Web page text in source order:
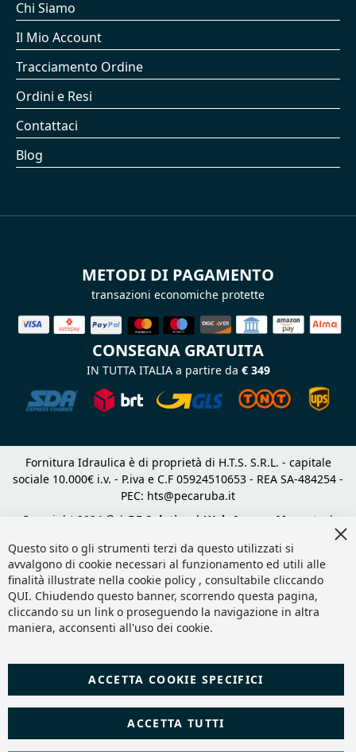
Chi Siamo
Il Mio Account
Tracciamento Ordine
Ordini e Resi
Contattaci
Blog
METODI DI PAGAMENTO
transazioni economiche protette
CONSEGNA GRATUITA
IN TUTTA ITALIA a partire da € 349
Fornitura Idraulica è di proprietà di H.T.S. S.R.L. - capitale
sociale 10.000€ i.v. - P.iva e C.F 05924510653 - REA SA-484254 -
PEC: hts@pecaruba.it
Copyright 2024 © | DF Solution | Web Agency Magento
|
Questo sito o gli strumenti terzi da questo utilizzati si
avvalgono di cookie necessari al funzionamento ed utili alle
finalità illustrate nella cookie policy , consultabile cliccando
QUI. Chiudendo questo banner, scorrendo questa pagina,
cliccando su un link o proseguendo la navigazione in altra
maniera, acconsenti all'uso dei cookie.
ACCETTA TUTTI
ACCETTA COOKIE SPECIFICI